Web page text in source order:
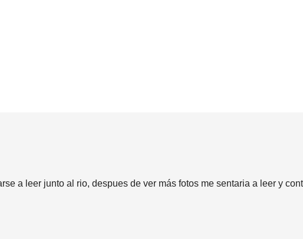
a leer junto al rio, despues de ver más fotos me sentaria a leer y